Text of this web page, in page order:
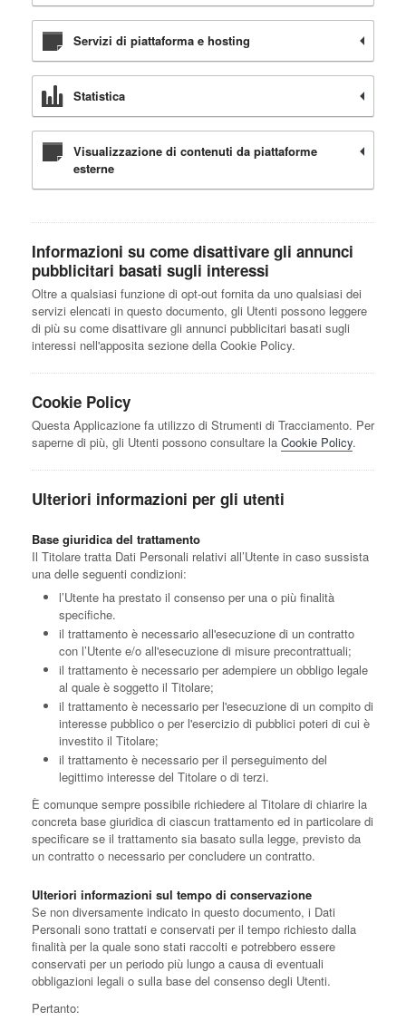
Servizi di piattaforma e hosting
Statistica
Visualizzazione di contenuti da piattaforme
esterne
Informazioni su come disattivare gli annunci
pubblicitari basati sugli interessi
Oltre a qualsiasi funzione di opt-out fornita da uno qualsiasi dei
servizi elencati in questo documento, gli Utenti possono leggere
di più su come disattivare gli annunci pubblicitari basati sugli
interessi nell'apposita sezione della Cookie Policy.
Cookie Policy
Questa Applicazione fa utilizzo di Strumenti di Tracciamento. Per
saperne di più, gli Utenti possono consultare la Cookie Policy.
Ulteriori informazioni per gli utenti
Base giuridica del trattamento
Il Titolare tratta Dati Personali relativi all’Utente in caso sussista
una delle seguenti condizioni:
l’Utente ha prestato il consenso per una o più finalità
specifiche.
il trattamento è necessario all'esecuzione di un contratto
con l’Utente e/o all'esecuzione di misure precontrattuali;
il trattamento è necessario per adempiere un obbligo legale
al quale è soggetto il Titolare;
il trattamento è necessario per l'esecuzione di un compito di
interesse pubblico o per l'esercizio di pubblici poteri di cui è
investito il Titolare;
il trattamento è necessario per il perseguimento del
legittimo interesse del Titolare o di terzi.
È comunque sempre possibile richiedere al Titolare di chiarire la
concreta base giuridica di ciascun trattamento ed in particolare di
specificare se il trattamento sia basato sulla legge, previsto da
un contratto o necessario per concludere un contratto.
Ulteriori informazioni sul tempo di conservazione
Se non diversamente indicato in questo documento, i Dati
Personali sono trattati e conservati per il tempo richiesto dalla
finalità per la quale sono stati raccolti e potrebbero essere
conservati per un periodo più lungo a causa di eventuali
obbligazioni legali o sulla base del consenso degli Utenti.
Pertanto: